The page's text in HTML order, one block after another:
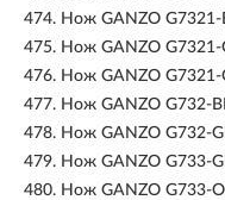
474. Нож GANZO G7321-
475. Нож GANZO G7321-
476. Нож GANZO G7321-
477. Нож GANZO G732-
478. Нож GANZO G732-
479. Нож GANZO G733-
480. Нож GANZO G733-